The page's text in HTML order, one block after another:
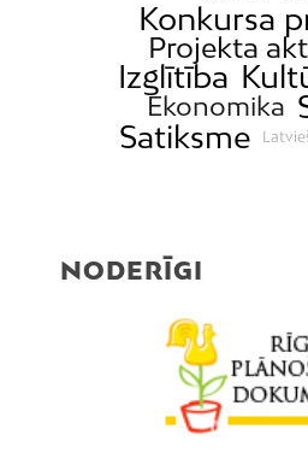
Konkursa
Projekta
Izglītība
Ekonomika
Satiksme
NODERĪGI